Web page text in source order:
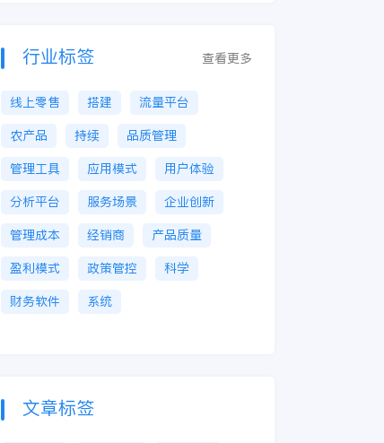
行业标签 查看更多
线上零售 搭建
流量平台
农产品
持续
品质管理
管理工具
应用模式
用户体验
分析平台
服务场景
企业创新
管理成本
经销商
产品质量
盈利模式
政策管控
科学
财务软件
系统
文章标签